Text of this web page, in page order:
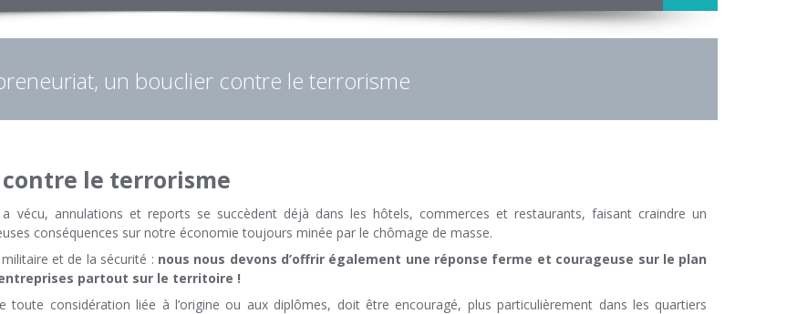
un bouclier contre le terrorisme
le terrorisme
vécu, annulations et reports se succèdent déjà dans les hôtels, commerces et restaurants, faisant craindre un
conséquences sur notre économie toujours minée par le chômage de masse.
et de la sécurité : nous nous devons d’offrir également une réponse ferme et courageuse sur le plan
partout sur le territoire !
toute considération liée à l’origine ou aux diplômes, doit être encouragé, plus particulièrement dans les quartiers